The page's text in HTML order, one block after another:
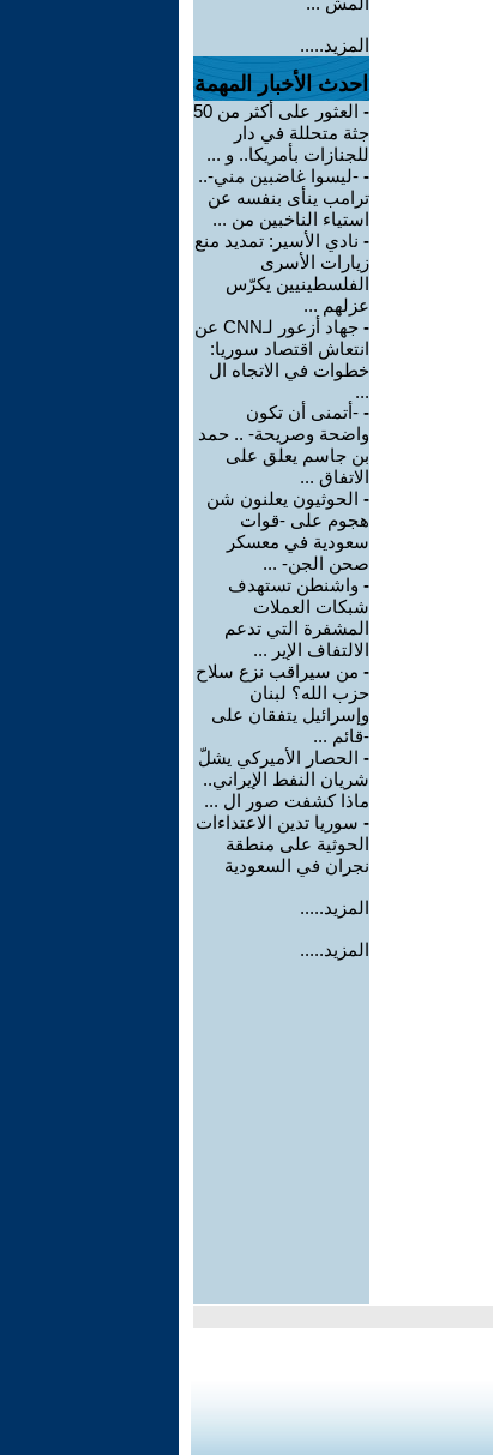
المزيد.....
احدث الأخبار المهمة
-
العثور على أكثر من 50
جثة متحللة في دار
للجنازات بأمريكا.. و ...
- -ليسوا غاضبين مني-..
ترامب ينأى بنفسه عن
استياء الناخبين من ...
- نادي الأسير: تمديد منع
زيارات الأسرى
الفلسطينيين يكرّس
عزلهم ...
-
جهاد أزعور لـCNN عن
انتعاش اقتصاد سوريا:
خطوات في الاتجاه ال
...
- -أتمنى أن تكون
واضحة وصريحة- .. حمد
بن جاسم يعلق على
الاتفاق ...
- الحوثيون يعلنون شن
هجوم على -قوات
سعودية في معسكر
صحن الجن- ...
- واشنطن تستهدف
شبكات العملات
المشفرة التي تدعم
الالتفاف الإير ...
- من سيراقب نزع سلاح
حزب الله؟ لبنان
وإسرائيل يتفقان على
-قائم ...
- الحصار الأميركي يشلّ
شريان النفط الإيراني..
ماذا كشفت صور ال ...
- سوريا تدين الاعتداءات
الحوثية على منطقة
نجران في السعودية
المزيد.....
المزيد.....